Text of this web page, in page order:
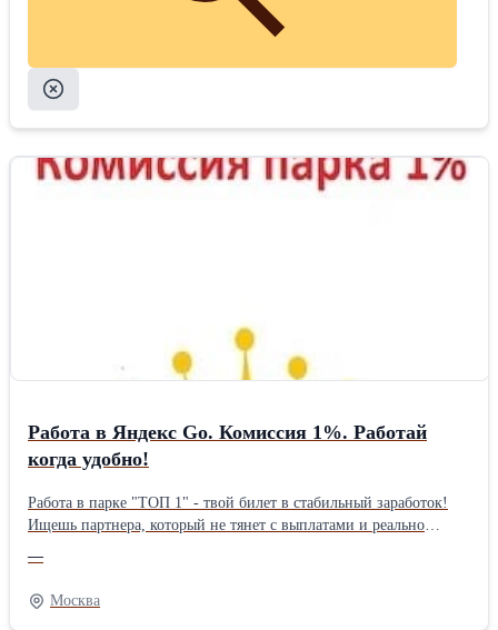
Работа в Яндекс Go. Комиссия 1%. Работай
когда удобно!
Работа в парке "ТОП 1" - твой билет в стабильный заработок!
Ищешь партнера, который не тянет с выплатами и реально
выплаты — деньги на любую карту приходят мгновенно.
Никаких ожиданий! - Круглосуточная поддержка — любой
—
Москва